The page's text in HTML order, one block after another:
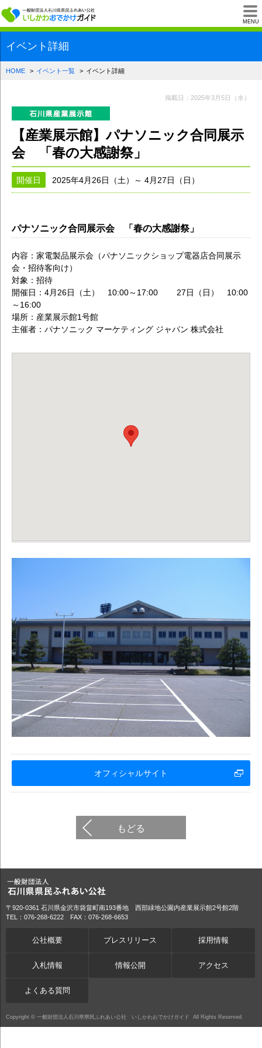
MENU
一般財団法人石川
イベント詳細
HOME イベント一覧 イベント詳細
掲載日：2025年3月5日（水）
【産業展示館】パナソニック合同展示
会 「春の大感謝祭」
開催日 2025年4月26日（土）～ 4月27日（日）
パナソニック合同展示会 「春の大感謝祭」
内容：家電製品展示会（パナソニックショップ電器店合同展示
会・招待客向け）
対象：招待
開催日：4月26日（土） 10:00～17:00 27日（日） 10:00
～16:00
場所：産業展示館1号館
主催者：パナソニック マーケティング ジャパン 株式会社
オフィシャルサイト
もどる
〒920-0361 石川県金沢市袋畠町南193番地 西部緑地公園内産業展示館2号館2階
TEL：076-268-6222 FAX：076-268-6653
公社概要 プレスリリース 採用情報
入札情報 情報公開 アクセス
よくある質問
Copyright © 一般財団法人石川県県民ふれあい公社 いしかわおでかけガイド All Rights Reserved.